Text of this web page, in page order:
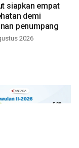
siapkan empat
demi
penumpang
2026